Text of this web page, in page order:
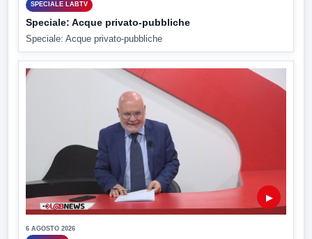
SPECIALE LABTV
Speciale: Acque privato-pubbliche
Speciale: Acque privato-pubbliche
▶
6 AGOSTO 2026